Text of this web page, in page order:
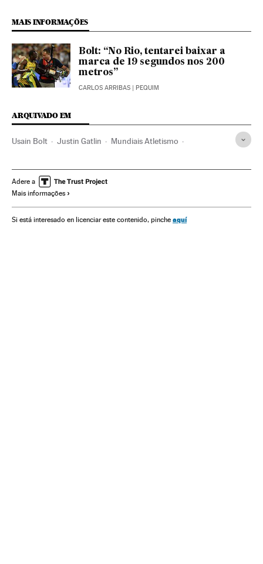
MAIS INFORMAÇÕES
Bolt: “No Rio, tentarei baixar a
marca de 19 segundos nos 200
metros”
CARLOS ARRIBAS | PEQUIM
ARQUIVADO EM
Usain Bolt Justin Gatlin Mundiais Atletismo
Campeonato mundial Atletismo
Adere a
Mais informações
Si está interesado en licenciar este contenido, pinche aquí